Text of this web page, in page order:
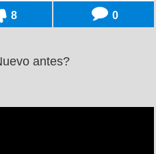
8 0
antes?